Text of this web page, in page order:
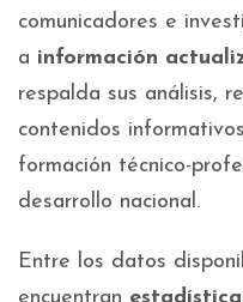
comunicadores e
a información
respalda sus análisis,
contenidos
formación técnico-
desarrollo nacional.
Entre los datos